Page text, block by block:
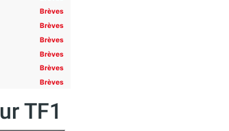
Brèves
Brèves
Brèves
Brèves
Brèves
Brèves
TF1